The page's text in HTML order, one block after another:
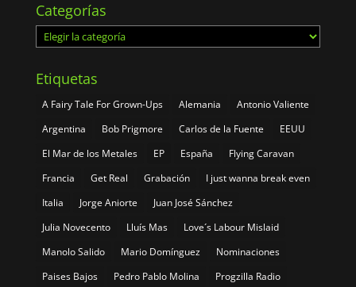
Categorías
Categorías
Etiquetas
A Fairy Tale For Grown-Ups Alemania
Antonio Valiente
Argentina
Bob Prigmore Carlos de la Fuente
EEUU
El Mar de los Metales
EP España
Flying Caravan
Francia
Get Real Grabación
I just wanna break even
Italia
Jorge Aniorte
Juan José Sánchez
Julia Novecento
Lluís Mas
Love´s Labour Mislaid
Manolo Salido
Mario Domínguez
Nominaciones
Paises Bajos
Pedro Pablo Molina
Progzilla Radio